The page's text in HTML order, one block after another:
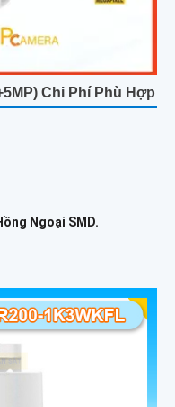
Chi Phí Phù Hợp
Ngoại SMD.